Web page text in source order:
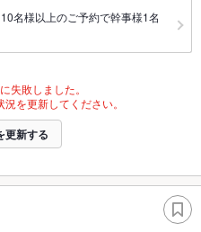
名様以上のご予約で幹事様1名
失敗しました。
を更新してください。
更新する